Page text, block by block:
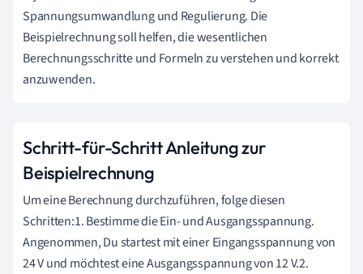
Spannungsumwandlung und Regulierung. Die
Beispielrechnung soll helfen, die wesentlichen
Berechnungsschritte und Formeln zu verstehen und korrekt
anzuwenden.
Schritt-für-Schritt Anleitung zur
Beispielrechnung
Um eine Berechnung durchzuführen, folge diesen
Schritten:1. Bestimme die Ein- und Ausgangsspannung.
Angenommen, Du startest mit einer Eingangsspannung von
24 V und möchtest eine Ausgangsspannung von 12 V.2.